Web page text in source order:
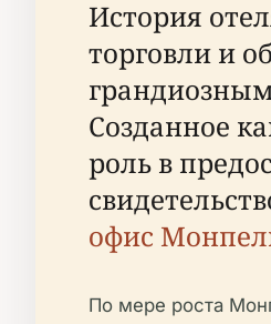
История
торговли и
Созданное
роль в
офис
По мере роста